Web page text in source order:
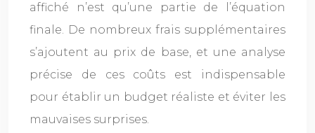
affiché n’est qu’une partie de l’équation
finale. De nombreux frais supplémentaires
s’ajoutent au prix de base, et une analyse
précise de ces coûts est indispensable
pour établir un budget réaliste et éviter les
mauvaises surprises.